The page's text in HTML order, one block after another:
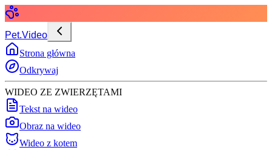
Pet.Video
Strona główna
Odkrywaj
WIDEO ZE ZWIERZĘTAMI
Tekst na wideo
Obraz na wideo
Wideo z kotem